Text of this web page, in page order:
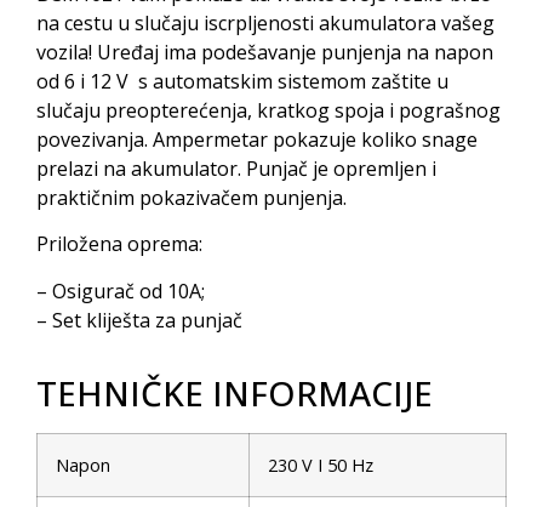
na cestu u slučaju iscrpljenosti akumulatora vašeg
vozila! Uređaj ima podešavanje punjenja na napon
od 6 i 12 V s automatskim sistemom zaštite u
slučaju preopterećenja, kratkog spoja i pograšnog
povezivanja. Ampermetar pokazuje koliko snage
prelazi na akumulator. Punjač je opremljen i
praktičnim pokazivačem punjenja.
Priložena oprema:
– Osigurač od 10A;
– Set kliješta za punjač
TEHNIČKE INFORMACIJE
Napon 230 V I 50 Hz